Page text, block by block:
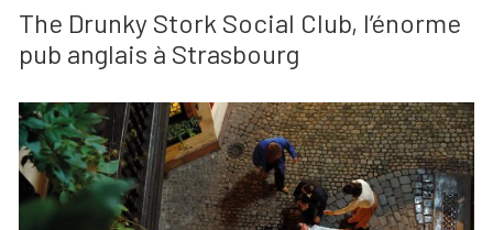
The Drunky Stork Social Club, l’énorme
pub anglais à Strasbourg